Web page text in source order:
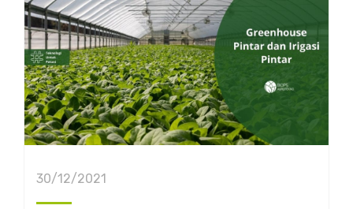
30/12/2021